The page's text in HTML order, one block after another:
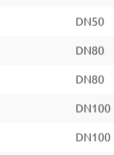
DN50
DN80
DN80
DN100
DN100